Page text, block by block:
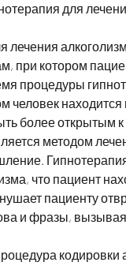
для
лечения
при котором
процедуры
человек
более открытым
методом
что пациент
пациенту
и фразы,
кодировки